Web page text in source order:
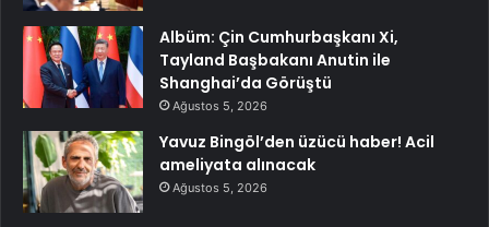
Albüm: Çin Cumhurbaşkanı Xi,
Tayland Başbakanı Anutin ile
Shanghai’da Görüştü
Ağustos 5, 2026
Yavuz Bingöl’den üzücü haber! Acil
ameliyata alınacak
Ağustos 5, 2026